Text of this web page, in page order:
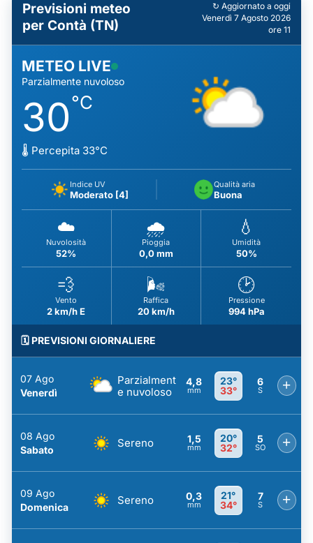
Previsioni meteo
per Contà (TN)
↻ Aggiornato a oggi
Venerdì 7 Agosto 2026
ore 11
METEO LIVE
Parzialmente nuvoloso
30°C
🌡️ Percepita 33°C
Indice UV
Moderato [4]
Qualità aria
Buona
☁️
Nuvolosità
52%
🌧️
Pioggia
0,0 mm
💧
Umidità
50%
💨
Vento
2 km/h E
🌬️
Raffica
20 km/h
🕑
Pressione
994 hPa
🗓️ PREVISIONI GIORNALIERE
07 Ago
Venerdì
Parzialment
e nuvoloso
4,8
mm
23°
33°
6
S +
08 Ago
Sabato
Sereno 1,5
mm
20°
32°
5
SO +
09 Ago
Domenica
Sereno 0,3
mm
21°
34°
7
S +